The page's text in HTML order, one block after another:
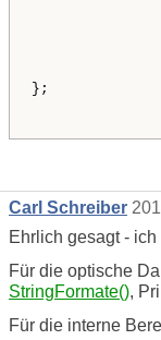
};
Carl Schreiber
Ehrlich gesagt -
Für die optische
StringFormate(),
Für die interne